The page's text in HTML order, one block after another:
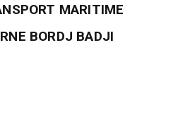
MARITIME
BORDJ BADJI